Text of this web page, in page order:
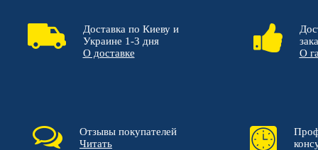
Доставка по Киеву и
Украине 1-3 дня
О доставке
О
Отзывы покупателей
Читать